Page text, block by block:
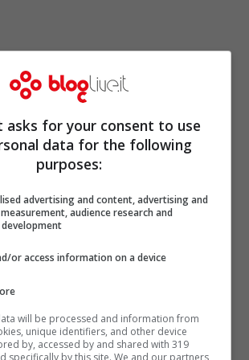
ne sbaglia una. Che sia
non importa, Paola
e comunque a fare centro!
per le foto
dagli occhi ghiaccio. Il suo
unacampagna pubblicitaria
invernaledel brand
asks for your consent to use
data for the following
purposes:
advertising and content, advertising and
audience research and
development
or access information on a device
will be processed and information from
unique identifiers, and other device
by, accessed by and shared with 319
specifically by this site. We and our partners